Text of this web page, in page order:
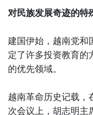
对民族发展奇迹的特
建国伊始，越南党和
定了许多投资教育的
的优先领域。
越南革命历史记载，
次会议上，胡志明主